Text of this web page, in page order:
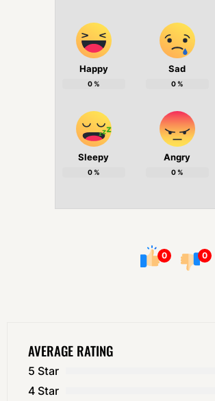
Happy
0%
Sad
0%
Sleepy
0%
Angry
0%
0 0
AVERAGE RATING
5 Star
4 Star